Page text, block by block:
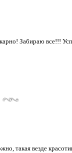
Забираю все!!!
такая везде